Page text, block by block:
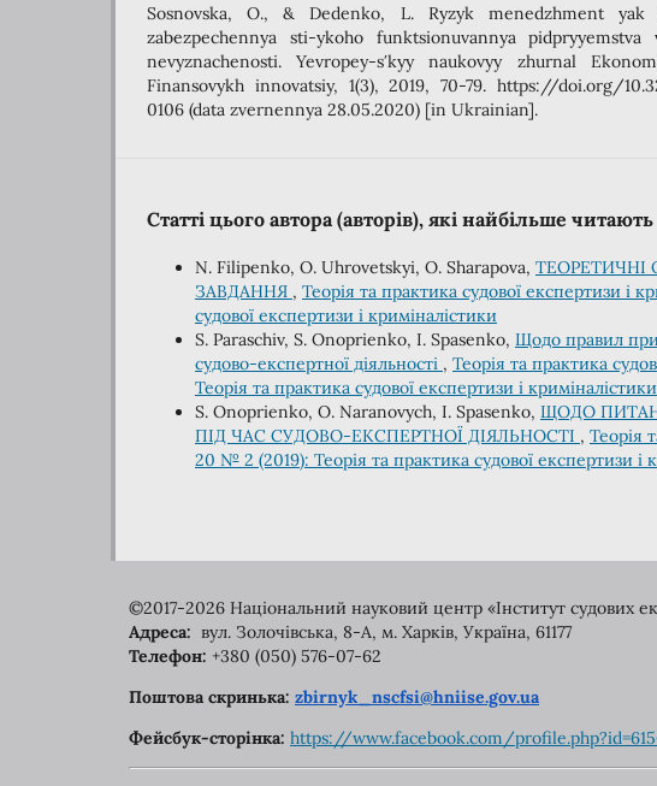
Sosnovska, O., & Dedenko, L. Ryzyk menedzhment yak
zabezpechennya sti-ykoho funktsionuvannya pidpryyemstva
nevyznachenosti. Yevropey-sʹkyy naukovyy zhurnal
Finansovykh innovatsiy, 1(3), 2019, 70-79. https://doi.org/
0106 (data zvernennya 28.05.2020) [in Ukrainian].
Статті цього автора (авторів), які найбільше читають
N. Filipenko, O. Uhrovetskyi, O. Sharapova, ТЕОРЕТИЧНІ
ЗАВДАННЯ , Теорія та практика судової експертизи і
судової експертизи і криміналістики
S. Paraschiv, S. Onoprienko, I. Spasenko, Щодо правил
судово-експертної діяльності , Теорія та практика
Теорія та практика судової експертизи і криміналістики
S. Onoprienko, O. Naranovych, I. Spasenko, ЩОДО
ПІД ЧАС СУДОВО-ЕКСПЕРТНОЇ ДІЯЛЬНОСТІ , Теорія
20 № 2 (2019): Теорія та практика судової експертизи і
©2017-2026 Національний науковий центр «Інститут судових
Адреса: вул. Золочівська, 8-A, м. Харків, Україна, 61177
Телефон: +380 (050) 576-07-62
Поштова скринька: zbirnyk_nscfsi@hniise.gov.ua
Фейсбук-сторінка: https://www.facebook.com/